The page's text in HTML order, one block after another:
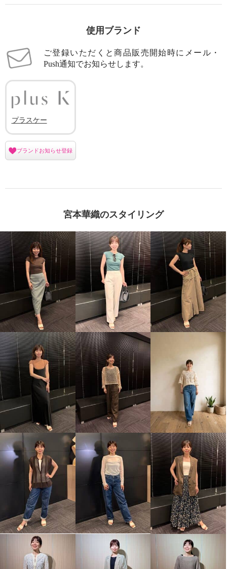
使用ブランド
ご登録いただくと商品販売開始時にメール・
Push通知でお知らせします。
プラスケー
ブランドお知らせ登録
宮本華織のスタイリング